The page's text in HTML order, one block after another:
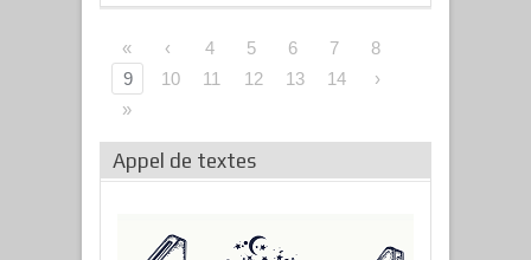
« ‹ 4 5 6 7
8
9
10 11 12 13 14
›
»
Appel de textes